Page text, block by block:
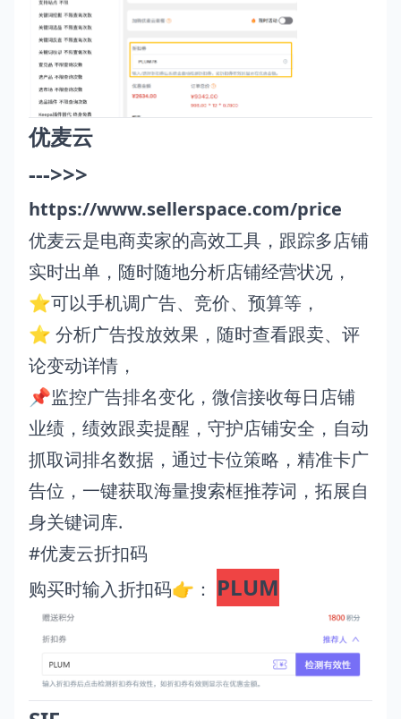
优麦云
--->>>
https://www.sellerspace.com/price
优麦云是电商卖家的高效工具，跟踪多店铺
实时出单，随时随地分析店铺经营状况，
⭐可以手机调广告、竞价、预算等，
⭐ 分析广告投放效果，随时查看跟卖、评
论变动详情，
📌监控广告排名变化，微信接收每日店铺
业绩，绩效跟卖提醒，守护店铺安全，自动
抓取词排名数据，通过卡位策略，精准卡广
告位，一键获取海量搜索框推荐词，拓展自
身关键词库.
#优麦云折扣码
购买时输入折扣码👉： PLUM